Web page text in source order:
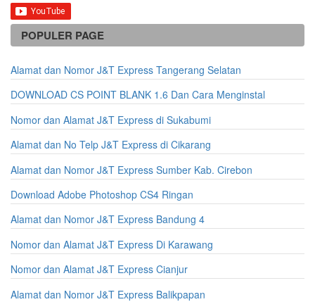
POPULER PAGE
Alamat dan Nomor J&T Express Tangerang Selatan
DOWNLOAD CS POINT BLANK 1.6 Dan Cara Menginstal
Nomor dan Alamat J&T Express di Sukabumi
Alamat dan No Telp J&T Express di Cikarang
Alamat dan Nomor J&T Express Sumber Kab. Cirebon
Download Adobe Photoshop CS4 Ringan
Alamat dan Nomor J&T Express Bandung 4
Nomor dan Alamat J&T Express Di Karawang
Nomor dan Alamat J&T Express Cianjur
Alamat dan Nomor J&T Express Balikpapan